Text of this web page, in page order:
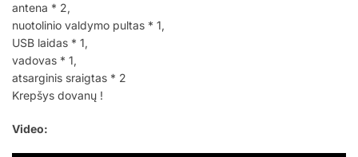
antena * 2,
nuotolinio valdymo pultas * 1,
USB laidas * 1,
vadovas * 1,
atsarginis sraigtas * 2
Krepšys dovanų !
Video: